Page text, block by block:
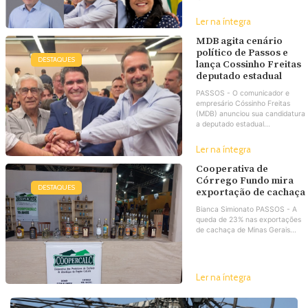
Ler na íntegra
DESTAQUES
MDB agita cenário
político de Passos e
lança Cossinho Freitas
deputado estadual
PASSOS - O comunicador e
empresário Cóssinho Freitas
(MDB) anunciou sua candidatura
a deputado estadual...
Ler na íntegra
DESTAQUES
Cooperativa de
Córrego Fundo mira
exportação de cachaça
Bianca Simionato PASSOS - A
queda de 23% nas exportações
de cachaça de Minas Gerais...
Ler na íntegra